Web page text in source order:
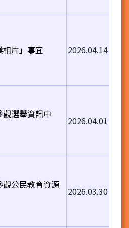
相片」事宜 2026.04.14
選舉資訊中
2026.04.01
公民教育資源
2026.03.30